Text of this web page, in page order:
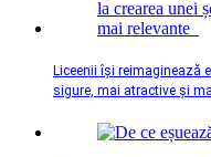
Liceenii își reimaginează
sigure, mai atractive și